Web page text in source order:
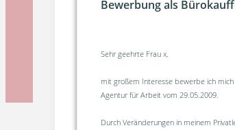
Bewerbung als
Sehr geehrte Frau x,
mit großem Interesse bewerbe ich
Agentur für Arbeit vom 29.05.2009.
Durch Veränderungen in meinem